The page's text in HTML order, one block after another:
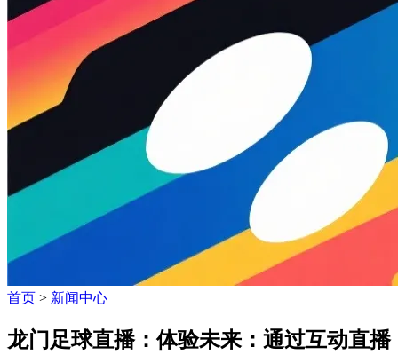
首页 > 新闻中心
龙门足球直播：体验未来：通过互动直播